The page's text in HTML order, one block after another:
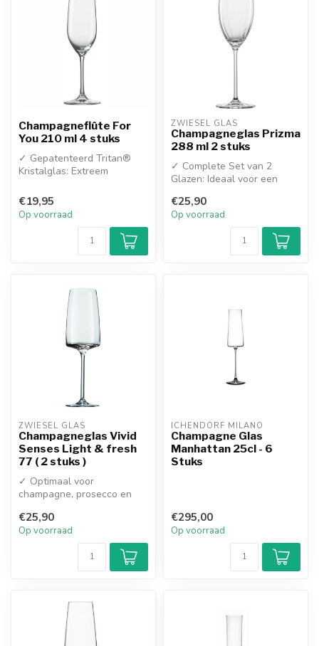
Champagneflûte For
You 210 ml 4 stuks
✓ Gepatenteerd Tritan®
Kristalglas: Extreem
helder ...
€19,95
Op voorraad
ZWIESEL GLAS
Champagneglas Prizma
288 ml 2 stuks
✓ Complete Set van 2
Glazen: Ideaal voor een
tweeën of...
€25,90
Op voorraad
ZWIESEL GLAS
Champagneglas Vivid
Senses Light & fresh
77 ( 2 stuks )
✓ Optimaal voor
champagne, prosecco en
✓ Met bruispunt...
€25,90
Op voorraad
ICHENDORF MILANO
Champagne Glas
Manhattan 25cl - 6
Stuks
€295,00
Op voorraad